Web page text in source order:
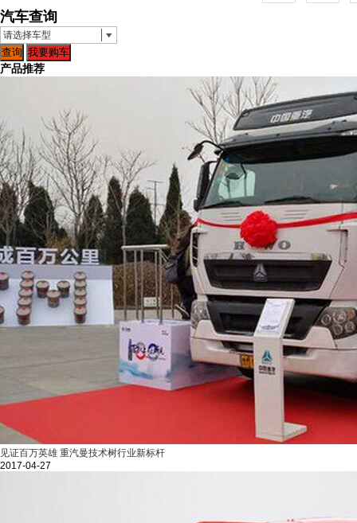
汽车查询
请选择车型
查询 我要购车
产品推荐
见证百万英雄 重汽曼技术树行业新标杆
2017-04-27